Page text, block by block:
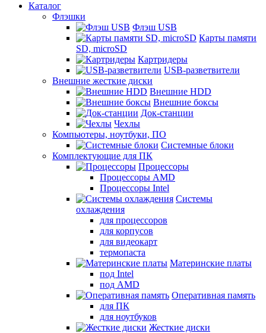
Каталог
Флэшки
Флэш USB
Карты памяти
SD, microSD
Картридеры
USB-разветвители
Внешние жесткие диски
Внешние HDD
Внешние боксы
Док-станции
Чехлы
Компьютеры, ноутбуки, ПО
Системные блоки
Комплектующие для ПК
Процессоры
Процессоры AMD
Процессоры Intel
Системы
охлаждения
для процессоров
для корпусов
для видеокарт
термопаста
Материнские платы
под Intel
под AMD
Оперативная память
для ПК
для ноутбуков
Жесткие диски